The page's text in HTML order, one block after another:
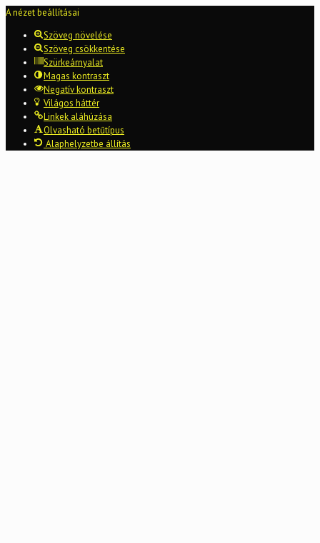
A nézet beállításai
Szöveg növelése
Szöveg csökkentése
Szürkeárnyalat
Magas kontraszt
Negatív kontraszt
Világos háttér
Linkek aláhúzása
Olvasható betűtípus
Alaphelyzetbe állítás